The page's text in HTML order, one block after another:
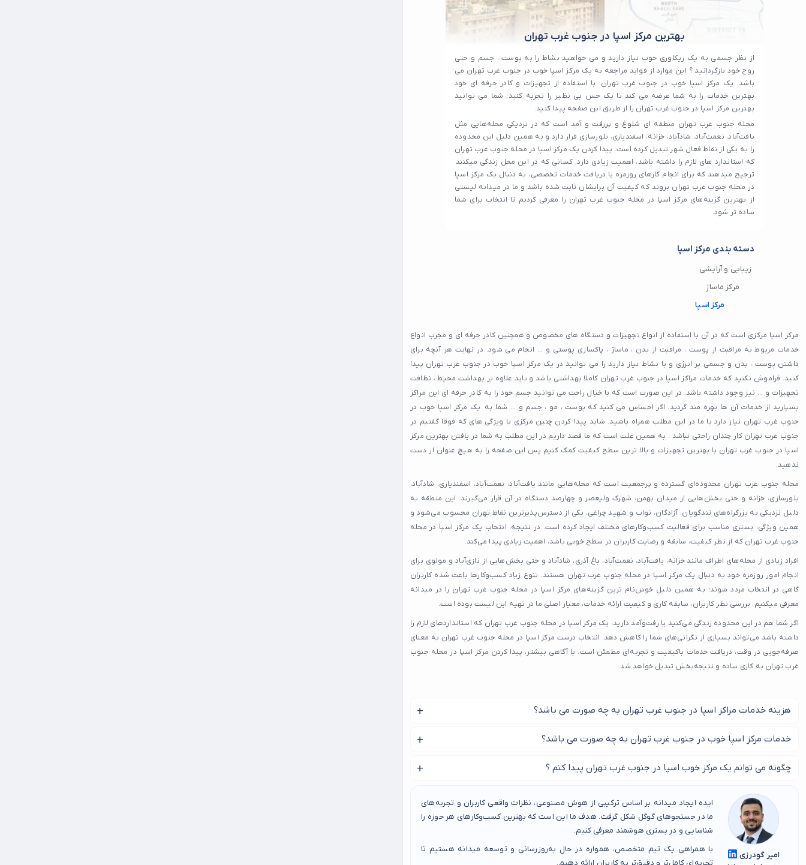
بهترین مرکز اسپا در جنوب غرب تهران
از نظر جسمی به یک ریکاوری خوب نیاز دارید و می خواهید نشاط را به پوست ، جسم و حتی
روح خود بازگردانید ؟ این موارد از فواید مراجعه به یک مرکز اسپا خوب در جنوب غرب تهران می
باشد. یک مرکز اسپا خوب در جنوب غرب تهران با استفاده از تجهیزات و کادر حرفه ای خود
بهترین خدمات را به شما عرضه می کند تا یک حس بی نظیر را تجربه کنید. شما می توانید
بهترین مرکز اسپا در جنوب غرب تهران را از طریق این صفحه پیدا کنید.
محله جنوب غرب تهران منطقه ای شلوغ و پررفت و آمد است که در نزدیکی محله‌هایی مثل
یافت‌آباد، نعمت‌آباد، شادآباد، خزانه، اسفندیاری، بلورسازی قرار دارد و به همین دلیل این محدوده
را به یکی از نقاط فعال شهر تبدیل کرده است. پیدا کردن یک مرکز اسپا در محله جنوب غرب تهران
که استاندارد های لازم را داشته باشد، اهمیت زیادی دارد. کسانی که در این محل زندگی میکنند
ترجیح میدهند که برای انجام کارهای روزمره یا دریافت خدمات تخصصی، به دنبال یک مرکز اسپا
در محله جنوب غرب تهران بروند که کیفیت آن برایشان ثابت شده باشد و ما در میدانه لیستی
از بهترین گزینه‌های مرکز اسپا در محله جنوب غرب تهران را معرفی کردیم تا انتخاب برای شما
ساده‌ تر شود.
دسته بندی مرکز اسپا
زیبایی و آرایشی
مرکز ماساژ
مرکز اسپا
مرکز اسپا مرکزی است که در آن با استفاده از انواع تجهیزات و دستگاه های مخصوص و همچنین کادر حرفه ای و مجرب انواع
خدمات مربوط به مراقبت از پوست ، مراقبت از بدن ، ماساژ ، پاکسازی پوستی و ... انجام می شود. در نهایت هر آنچه برای
داشتن پوست ، بدن و جسمی پر انرژی و با نشاط نیاز دارید را می توانید در یک مرکز اسپا خوب در جنوب غرب تهران پیدا
کنید. فراموش نکنید که خدمات مراکز اسپا در جنوب غرب تهران کاملا بهداشتی باشد و باید علاوه بر بهداشت محیط ، نظافت
تجهیزات و ... نیز وجود داشته باشد. در این صورت است که با خیال راحت می توانید جسم خود را به کادر حرفه ای این مراکز
بسپارید از خدمات آن ها بهره مند گردید. اگر احساس می کنید که پوست ، مو ، جسم و ... شما به یک مرکز اسپا خوب در
جنوب غرب تهران نیاز دارد با ما در این مطلب همراه باشید. شاید پیدا کردن چنین مرکزی با ویژگی های که فوقا گفتیم در
جنوب غرب تهران کار چندان راحتی نباشد . به همین علت است که ما قصد داریم در این مطلب به شما در یافتن بهترین مرکز
اسپا در جنوب غرب تهران با بهترین تجهیزات و بالا ترین سطح کیفیت کمک کنیم پس این صفحه را به هیچ عنوان از دست
ندهید.
محله جنوب غرب تهران محدوده‌ای گسترده و پرجمعیت است که محله‌هایی مانند یافت‌آباد، نعمت‌آباد، اسفندیاری، شادآباد،
بلورسازی، خزانه و حتی بخش‌هایی از میدان بهمن، شهرک ولیعصر و چهارصد دستگاه در آن قرار می‌گیرند. این منطقه به
دلیل نزدیکی به بزرگراه‌های تندگویان، آزادگان، نواب و شهید چراغی، یکی از دسترس‌پذیرترین نقاط تهران محسوب می‌شود و
همین ویژگی، بستری مناسب برای فعالیت کسب‌وکارهای مختلف ایجاد کرده است. در نتیجه، انتخاب یک مرکز اسپا در محله
جنوب غرب تهران که از نظر کیفیت، سابقه و رضایت کاربران در سطح خوبی باشد، اهمیت زیادی پیدا می‌کند.
افراد زیادی از محله‌های اطراف مانند خزانه، یافت‌آباد، نعمت‌آباد، باغ آذری، شادآباد و حتی بخش‌هایی از نازی‌آباد و مولوی برای
انجام امور روزمره خود به دنبال یک مرکز اسپا در محله جنوب غرب تهران هستند. تنوع زیاد کسب‌وکارها باعث شده کاربران
گاهی در انتخاب مردد شوند؛ به همین دلیل خوش‌نام‌ ترین گزینه‌های مرکز اسپا در محله جنوب غرب تهران را در میدانه
معرفی میکنیم. بررسی نظر کاربران، سابقه کاری و کیفیت ارائه خدمات، معیار اصلی ما در تهیه این لیست بوده است.
اگر شما هم در این محدوده زندگی می‌کنید یا رفت‌وآمد دارید، یک مرکز اسپا در محله جنوب غرب تهران که استانداردهای لازم را
داشته باشد می‌تواند بسیاری از نگرانی‌های شما را کاهش دهد. انتخاب درست مرکز اسپا در محله جنوب غرب تهران به معنای
صرفه‌جویی در وقت، دریافت خدمات باکیفیت و تجربه‌ای مطمئن است. با آگاهی بیشتر، پیدا کردن مرکز اسپا در محله جنوب
غرب تهران به کاری ساده و نتیجه‌بخش تبدیل خواهد شد.
هزینه خدمات مراکز اسپا در جنوب غرب تهران به چه صورت می باشد؟
هزینه خدمات بهترین مراکز اسپا در جنوب غرب تهران بر اساس انتخاب های خود شما و خدماتی که می
خواهید از آن بهره مند شوید تعیین می گردد.
خدمات مرکز اسپا خوب در جنوب غرب تهران به چه صورت می باشد؟
انواع خدمات ماساژ ، پاک سازی پوست ، لایه برداری و ... در بهترین مرکز اسپا در جنوب غرب تهران انجام
می گردد.
چگونه می توانم یک مرکز خوب اسپا در جنوب غرب تهران پیدا کنم ؟
برای یافتن یک مرکز اسپا خوب در جنوب غرب تهران با ما در این مطلب همراه باشید.
امیر گودرزی
ایده ایجاد میدانه بر اساس ترکیبی از هوش مصنوعی، نظرات واقعی کاربران و تجربه‌های
ما در جستجوهای گوگل شکل گرفت. هدف ما این است که بهترین کسب‌وکارهای هر حوزه را
شناسایی و در بستری هوشمند معرفی کنیم.
با همراهی یک تیم متخصص، همواره در حال به‌روزرسانی و توسعه میدانه هستیم تا